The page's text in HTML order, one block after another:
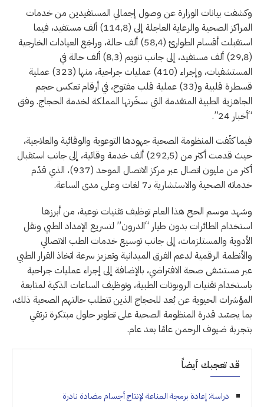
وكشفت بيانات الوزارة عن وصول إجمالي المستفيدين من خدمات
المراكز الصحية والرعاية العاجلة إلى (114,8) ألف مستفيد، فيما
استقبلت أقسام الطوارئ (58,4) ألف حالة، وراجَع العيادات الخارجية
(29,8) ألف مستفيد، إلى جانب تنويم (8,3) ألف حالة في
المستشفيات، وإجراء (410) عمليات جراحية، منها (323) عملية
قسطرة قلبية و(33) عملية قلب مفتوح، في أرقام تعكس حجم
الجاهزية الطبية المتقدمة التي سخّرتها المملكة لخدمة الحجاج. وفق
“أخبار 24”.
فيما كثّفت المنظومة الصحية جهودها التوعوية والوقائية والعلاجية،
حيث قدمت أكثر من (292,5) ألف خدمة وقائية، إلى جانب استقبال
أكثر من مليون اتصال عبر مركز الاتصال الموحد (937)، الذي قدّم
خدماته الصحية والاستشارية بـ7 لغات وعلى مدى الساعة.
وشهد موسم الحج هذا العام توظيف تقنيات نوعية، من أبرزها
استخدام الطائرات بدون طيار “الدرون” لتسريع الإمداد الطبي ونقل
الأدوية والمستلزمات، إلى جانب توسيع خدمات الطب الاتصالي
والأنظمة الرقمية لدعم الفرق الميدانية وتعزيز سرعة اتخاذ القرار الطبي
عبر مستشفى صحة الافتراضي، بالإضافة إلى إجراء عمليات جراحية
باستخدام تقنيات الروبوتات الطبية، وتوظيف الساعات الذكية لمتابعة
المؤشرات الحيوية عن بُعد للحجاج الذين تتطلب حالتهم الصحية ذلك،
بما يجسّد قدرة المنظومة الصحية على تطوير حلول مبتكرة ترتقي
بتجربة ضيوف الرحمن عامًا بعد عام.
قد تعجبك أيضاً
دراسة: إعادة برمجة المناعة لإنتاج أجسام مضادة نادرة